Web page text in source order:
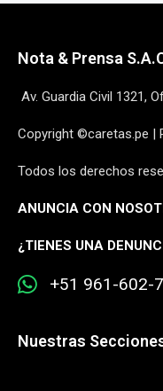
Nota & Prensa
Av. Guardia Civil 1321,
Copyright ©caretas.pe |
Todos los derechos
ANUNCIA CON
¿TIENES UNA
+51 961-602-
Nuestras